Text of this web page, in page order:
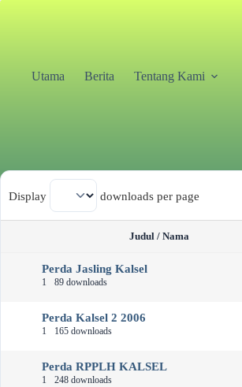
Utama Berita Tentang Kami
Display downloads per page
Judul / Nama
Perda Jasling Kalsel
1 89 downloads
Perda Kalsel 2 2006
1 165 downloads
Perda RPPLH KALSEL
1 248 downloads